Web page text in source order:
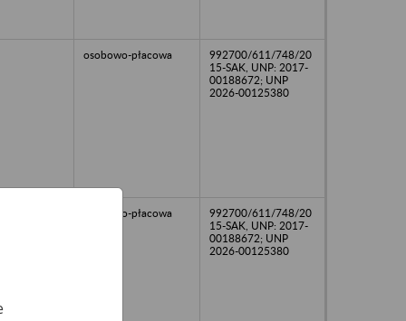
osobowo-płacowa
992700/611/748/20
15-SAK, UNP: 2017-
00188672; UNP
2026-00125380
osobowo-płacowa
992700/611/748/20
15-SAK, UNP: 2017-
00188672; UNP
2026-00125380